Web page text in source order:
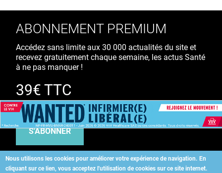
Nous utilisons les cookies pour améliorer votre expérience de navigation. En
cliquant sur ce lien, vous acceptez l'utilisation de cookies sur ce site internet.
ABONNEMENT PREMIUM
Accédez sans limite aux 30 000 actualités du site et
recevez gratuitement chaque semaine, les actus Santé
à ne pas manquer !
39€ TTC
/ an
S'ABONNER